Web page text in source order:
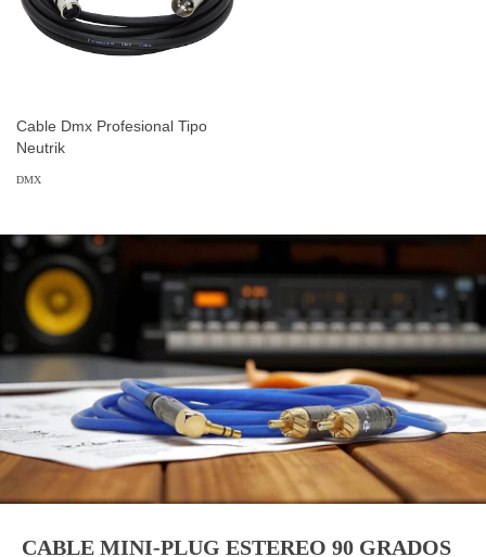
Cable Dmx Profesional Tipo
Neutrik
DMX
CABLE MINI-PLUG ESTEREO 90 GRADOS